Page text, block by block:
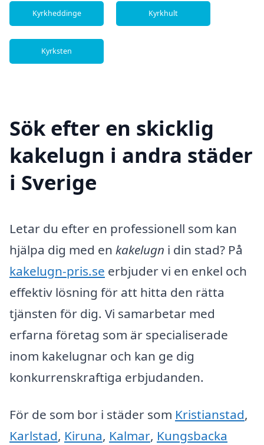
Kyrkheddinge Kyrkhult
Kyrksten
Sök efter en skicklig
kakelugn i andra städer
i Sverige
Letar du efter en professionell som kan
hjälpa dig med en kakelugn i din stad? På
kakelugn-pris.se erbjuder vi en enkel och
effektiv lösning för att hitta den rätta
tjänsten för dig. Vi samarbetar med
erfarna företag som är specialiserade
inom kakelugnar och kan ge dig
konkurrenskraftiga erbjudanden.
För de som bor i städer som Kristianstad,
Karlstad, Kiruna, Kalmar, Kungsbacka